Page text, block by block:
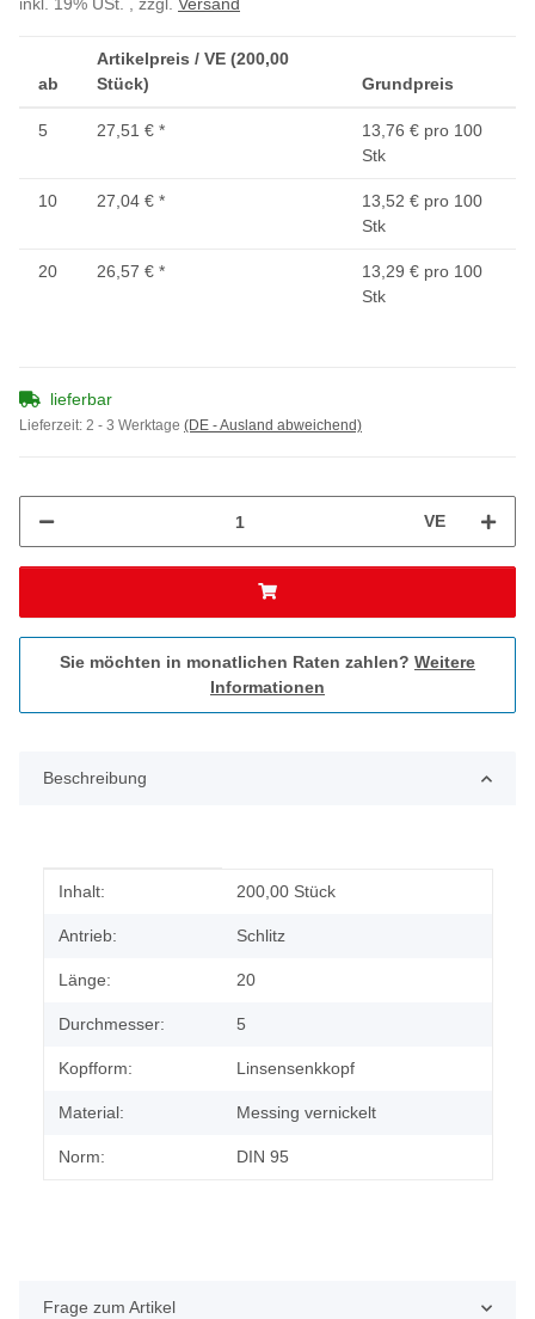
ab
Artikelpreis / VE (200,00
Stück)
Grundpreis
5 27,51 € *
13,76 € pro 100
Stk
10 27,04 € *
13,52 € pro 100
Stk
20 26,57 € *
13,29 € pro 100
Stk
lieferbar
Lieferzeit: 2 - 3 Werktage (DE - Ausland abweichend)
VE
Sie möchten in monatlichen Raten zahlen? Weitere
Informationen
Beschreibung
Produkteigenschaft
Wert
Inhalt: 200,00 Stück
Antrieb: Schlitz
Länge: 20
Durchmesser: 5
Kopfform: Linsensenkkopf
Material: Messing vernickelt
Norm: DIN 95
Frage zum Artikel